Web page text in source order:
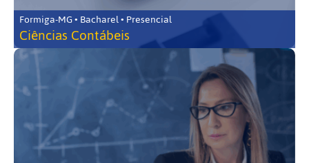
Formiga-MG • Bacharel • Presencial
Ciências Contábeis